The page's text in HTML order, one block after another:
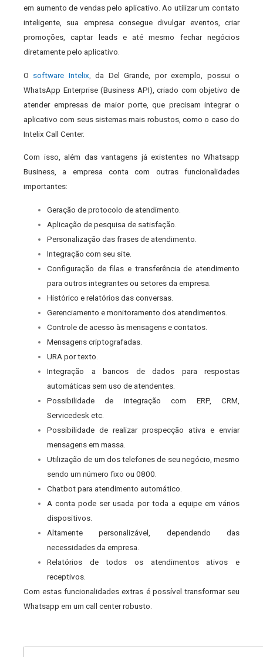
em aumento de vendas pelo aplicativo. Ao utilizar um contato
inteligente, sua empresa consegue divulgar eventos, criar
promoções, captar leads e até mesmo fechar negócios
diretamente pelo aplicativo.
O software Intelix
da Del Grande, por exemplo, possui o
WhatsApp Enterprise (Business API), criado com objetivo de
atender empresas de maior porte, que precisam integrar o
aplicativo com seus sistemas mais robustos, como o caso do
Intelix Call Center.
Com isso, além das vantagens já existentes no Whatsapp
Business, a empresa conta com outras funcionalidades
importantes:
Geração de protocolo de atendimento.
Aplicação de pesquisa de satisfação.
Personalização das frases de atendimento.
Integração com seu site.
Configuração de filas e transferência de atendimento
para outros integrantes ou setores da empresa.
Histórico e relatórios das conversas.
Gerenciamento e monitoramento dos atendimentos.
Controle de acesso às mensagens e contatos.
Mensagens criptografadas.
URA por texto.
Integração a bancos de dados para respostas
automáticas sem uso de atendentes.
Possibilidade de integração com ERP, CRM,
Servicedesk etc.
Possibilidade de realizar prospecção ativa e enviar
mensagens em massa.
Utilização de um dos telefones de seu negócio, mesmo
sendo um número fixo ou 0800.
Chatbot para atendimento automático.
A conta pode ser usada por toda a equipe em vários
dispositivos.
Altamente personalizável, dependendo das
necessidades da empresa.
Relatórios de todos os atendimentos ativos e
receptivos.
Com estas funcionalidades extras é possível transformar seu
Whatsapp em um call center robusto.